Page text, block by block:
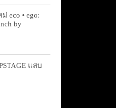
eco • ego:
by
แสบ